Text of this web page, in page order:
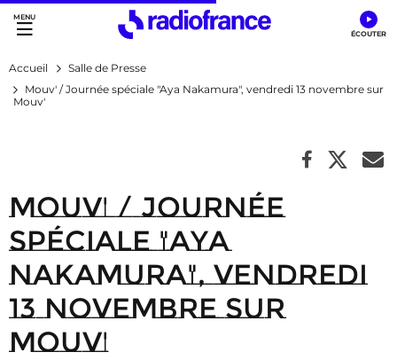
Accès direct :
Menu principal
Contenu
Accueil
Salle de Presse
Mouv' / Journée spéciale "Aya Nakamura", vendredi 13 novembre sur
Mouv'
Mouv' / Journée
spéciale "Aya
Nakamura", vendredi
13 novembre sur
Mouv'